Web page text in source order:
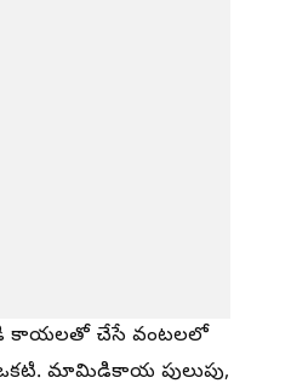
కాయలతో చేసే వంటలలో
మామిడికాయ పులుపు,